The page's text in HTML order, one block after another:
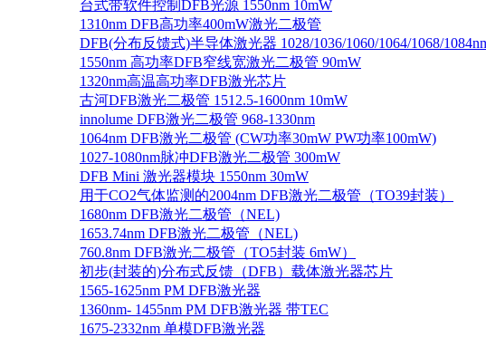
台式带软件控制DFB光源 1550nm 10mW
1310nm DFB高功率400mW激光二极管
DFB(分布反馈式)半导体激光器 1028/1036/1060/1064/1068/
1550nm 高功率DFB窄线宽激光二极管 90mW
1320nm高温高功率DFB激光芯片
古河DFB激光二极管 1512.5-1600nm 10mW
innolume DFB激光二极管 968-1330nm
1064nm DFB激光二极管 (CW功率30mW PW功率100mW)
1027-1080nm脉冲DFB激光二极管 300mW
DFB Mini 激光器模块 1550nm 30mW
用于CO2气体监测的2004nm DFB激光二极管（TO39封装）
1680nm DFB激光二极管（NEL)
1653.74nm DFB激光二极管（NEL)
760.8nm DFB激光二极管（TO5封装 6mW）
初步(封装的)分布式反馈（DFB）载体激光器芯片
1565-1625nm PM DFB激光器
1360nm- 1455nm PM DFB激光器 带TEC
1675-2332nm 单模DFB激光器